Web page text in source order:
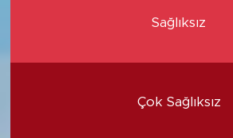
Sağlıksız
Çok Sağlıksız